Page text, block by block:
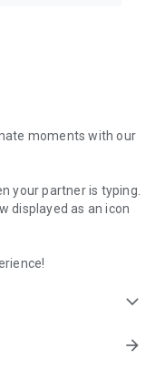
moments with our
your partner is typing.
displayed as an icon
expand_more
arrow_forward